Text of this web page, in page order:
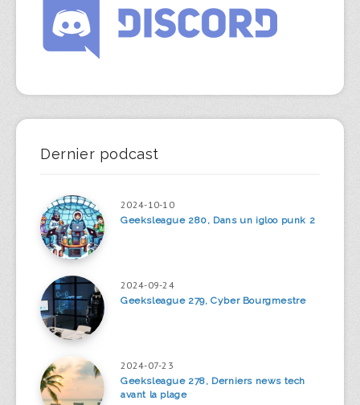
Dernier podcast
2024-10-10
Geeksleague 280, Dans un igloo punk 2
2024-09-24
Geeksleague 279, Cyber Bourgmestre
2024-07-23
Geeksleague 278, Derniers news tech
avant la plage